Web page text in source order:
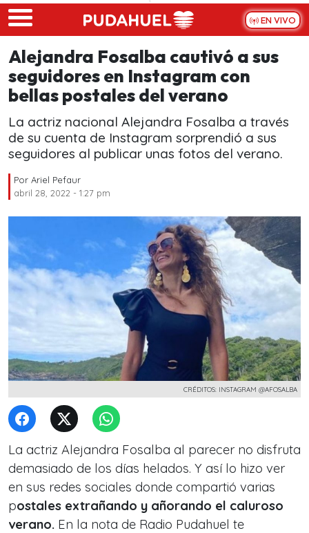
Skip to main content
EN VIVO
Alejandra Fosalba cautivó a sus
seguidores en Instagram con
bellas postales del verano
La actriz nacional Alejandra Fosalba a través
de su cuenta de Instagram sorprendió a sus
seguidores al publicar unas fotos del verano.
Por Ariel Pefaur
abril 28, 2022 - 1:27 pm
CRÉDITOS: INSTAGRAM @AFOSALBA
La actriz Alejandra Fosalba al parecer no disfruta
demasiado de los días helados. Y así lo hizo ver
en sus redes sociales donde compartió varias
postales extrañando y añorando el caluroso
verano. En la nota de Radio Pudahuel te